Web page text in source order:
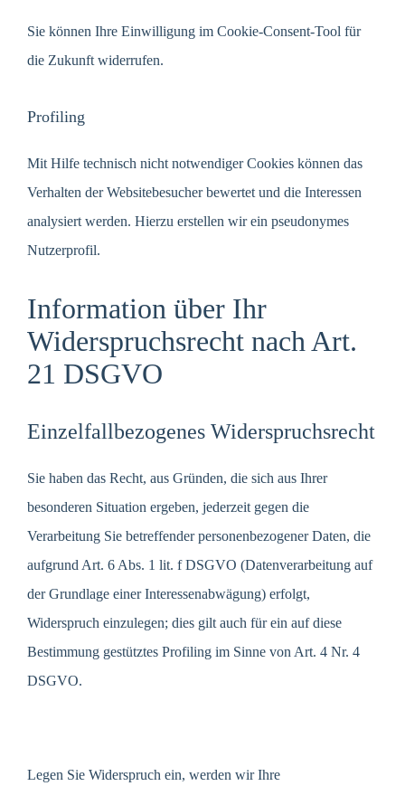
Sie können Ihre Einwilligung im Cookie-Consent-Tool für
die Zukunft widerrufen.
Profiling
Mit Hilfe technisch nicht notwendiger Cookies können das
Verhalten der Websitebesucher bewertet und die Interessen
analysiert werden. Hierzu erstellen wir ein pseudonymes
Nutzerprofil.
Information über Ihr
Widerspruchsrecht nach Art.
21 DSGVO
Einzelfallbezogenes Widerspruchsrecht
Sie haben das Recht, aus Gründen, die sich aus Ihrer
besonderen Situation ergeben, jederzeit gegen die
Verarbeitung Sie betreffender personenbezogener Daten, die
aufgrund Art. 6 Abs. 1 lit. f DSGVO (Datenverarbeitung auf
der Grundlage einer Interessenabwägung) erfolgt,
Widerspruch einzulegen; dies gilt auch für ein auf diese
Bestimmung gestütztes Profiling im Sinne von Art. 4 Nr. 4
DSGVO.
Legen Sie Widerspruch ein, werden wir Ihre